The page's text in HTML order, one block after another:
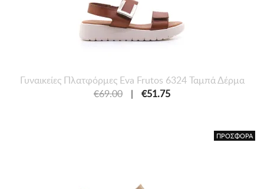
Γυναικείες Πλατφόρμες Eva Frutos 6324 Ταμπά Δέρμα
€69.00
| €51.75
ΠΡΟΣΦΟΡΑ